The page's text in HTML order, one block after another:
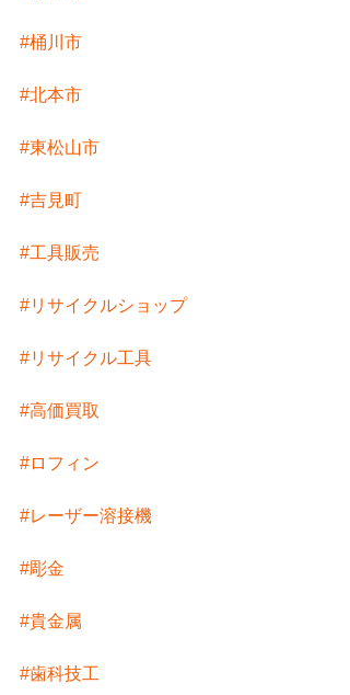
#桶川市
#北本市
#東松山市
#吉見町
#工具販売
#リサイクルショップ
#リサイクル工具
#高価買取
#ロフィン
#レーザー溶接機
#彫金
#貴金属
#歯科技工